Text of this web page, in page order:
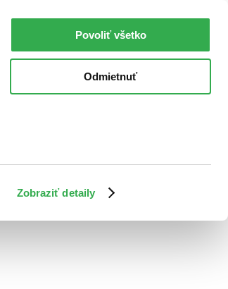
Zobraziť detaily
Povoliť všetko
Odmietnuť